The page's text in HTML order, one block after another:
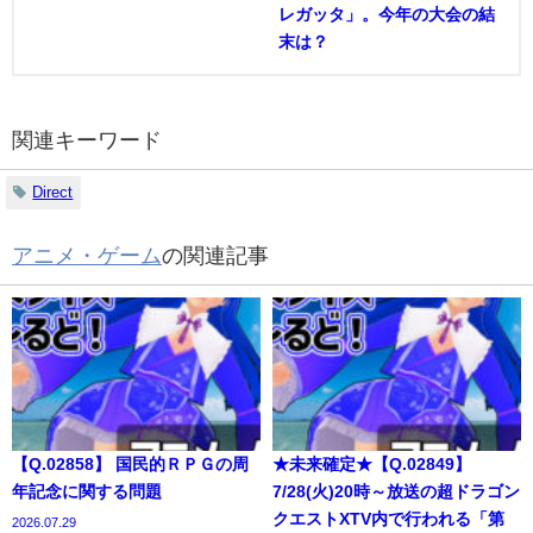
レガッタ」。今年の大会の結
末は？
関連キーワード
Direct
アニメ・ゲームの関連記事
【Q.02858】 国民的ＲＰＧの周
年記念に関する問題
2026.07.29
★未来確定★【Q.02849】
7/28(火)20時～放送の超ドラゴン
クエストXTV内で行われる「第